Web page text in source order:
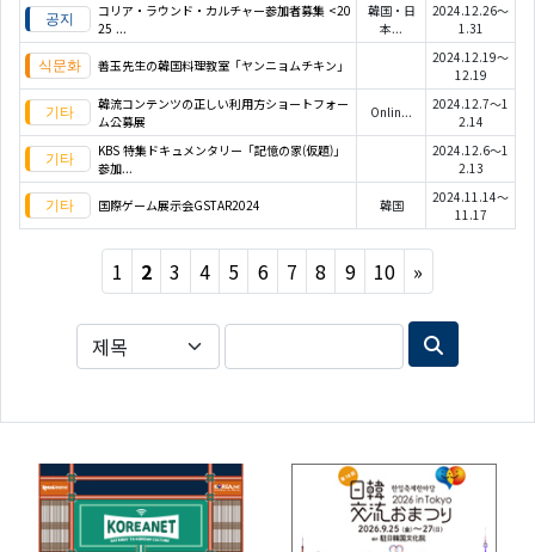
コリア・ラウンド・カルチャー参加者募集 <20
25 ...
韓国・日
本...
2024.12.26～
1.31
善玉先生の韓国料理教室「ヤンニョムチキン」
2024.12.19～
12.19
韓流コンテンツの正しい利用方ショートフォー
ム公募展
Onlin...
2024.12.7～1
2.14
KBS 特集ドキュメンタリー「記憶の家(仮題)」
参加...
2024.12.6～1
2.13
国際ゲーム展示会GSTAR2024 韓国
2024.11.14～
11.17
1 2 3 4 5 6 7 8 9 10 »